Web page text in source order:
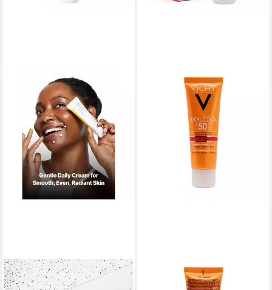
CELIMAX
Tagescreme Pore+Dark Spot Feuchtigkeitscreme IDEAL